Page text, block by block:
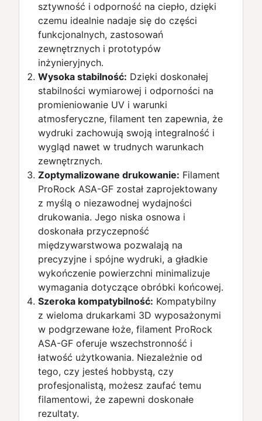
sztywność i odporność na ciepło, dzięki
czemu idealnie nadaje się do części
funkcjonalnych, zastosowań
zewnętrznych i prototypów
inżynieryjnych.
Wysoka stabilność: Dzięki doskonałej
stabilności wymiarowej i odporności na
promieniowanie UV i warunki
atmosferyczne, filament ten zapewnia, że
wydruki zachowują swoją integralność i
wygląd nawet w trudnych warunkach
zewnętrznych.
Zoptymalizowane drukowanie: Filament
ProRock ASA-GF został zaprojektowany
z myślą o niezawodnej wydajności
drukowania. Jego niska osnowa i
doskonała przyczepność
międzywarstwowa pozwalają na
precyzyjne i spójne wydruki, a gładkie
wykończenie powierzchni minimalizuje
wymagania dotyczące obróbki końcowej.
Szeroka kompatybilność: Kompatybilny
z wieloma drukarkami 3D wyposażonymi
w podgrzewane łoże, filament ProRock
ASA-GF oferuje wszechstronność i
łatwość użytkowania. Niezależnie od
tego, czy jesteś hobbystą, czy
profesjonalistą, możesz zaufać temu
filamentowi, że zapewni doskonałe
rezultaty.